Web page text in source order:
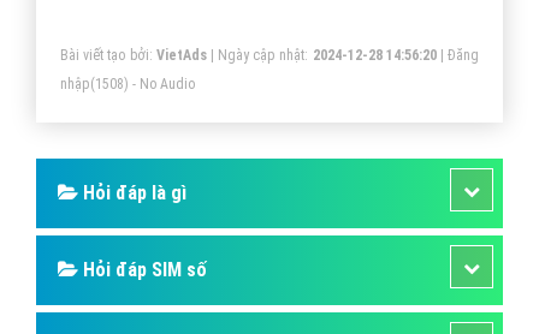
Bài viết tạo bởi: VietAds| Ngày cập nhật: 2024-12-28 14:56:20|Đăng
nhập(1508) - No Audio
Hỏi đáp là gì
Hỏi đáp SIM số